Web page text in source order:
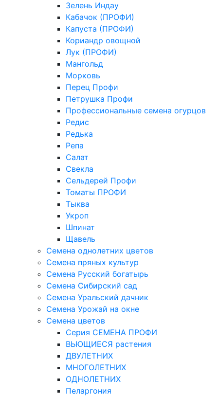
Зелень Индау
Кабачок (ПРОФИ)
Капуста (ПРОФИ)
Кориандр овощной
Лук (ПРОФИ)
Мангольд
Морковь
Перец Профи
Петрушка Профи
Профессиональные семена огурцов
Редис
Редька
Репа
Салат
Свекла
Сельдерей Профи
Томаты ПРОФИ
Тыква
Укроп
Шпинат
Щавель
Семена однолетних цветов
Семена пряных культур
Семена Русский богатырь
Семена Сибирский сад
Семена Уральский дачник
Семена Урожай на окне
Семена цветов
Cерия CЕМЕНА ПРОФИ
ВЬЮЩИЕСЯ растения
ДВУЛЕТНИХ
МНОГОЛЕТНИХ
ОДНОЛЕТНИХ
Пеларгония